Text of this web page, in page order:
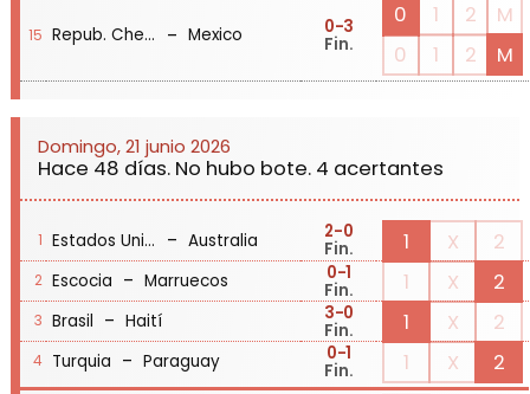
15 Repub. Checa - Mexico 0-3
Fin.
0 1 2
M
0
1 2 M
Domingo, 21 junio 2026
Hace 48 días. No hubo bote. 4 acertantes
1 Estados Unidos - Australia 2-0
Fin. 1 X 2
2 Escocia - Marruecos 0-1
Fin. 1 X 2
3 Brasil - Haití 3-0
Fin. 1 X 2
4 Turquia - Paraguay 0-1
Fin. 1 X 2